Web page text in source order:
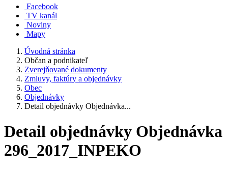
Facebook
TV kanál
Noviny
Mapy
Úvodná stránka
Občan a podnikateľ
Zverejňované dokumenty
Zmluvy, faktúry a objednávky
Obec
Objednávky
Detail objednávky Objednávka...
Detail objednávky Objednávka
296_2017_INPEKO